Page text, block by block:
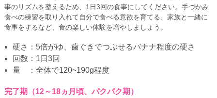
事のリズムを整えるため、1日3回の食事にしてください。手づかみ
食べの練習を取り入れて自分で食べる意欲を育てる、家族と一緒に
食事をするなど、食の楽しい体験を増やしましょう。
硬さ：5倍がゆ、歯ぐきでつぶせるバナナ程度の硬さ
回数：1日3回
量 ：全体で120~190g程度
完了期（12～18ヵ月頃、パクパク期）